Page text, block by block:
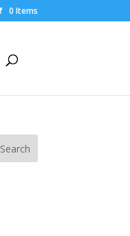
0 Items
Search